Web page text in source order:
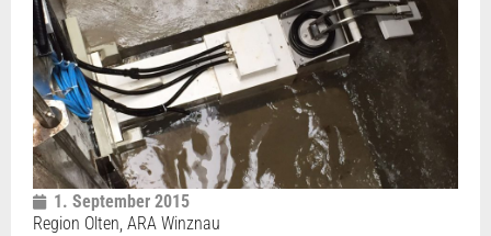
1. September 2015
Region Olten, ARA Winznau